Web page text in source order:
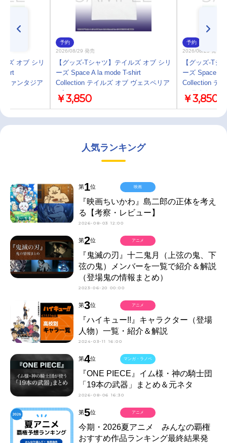
ズ オブ シリ
shirt
ファンタジア
予約
2026/08/29 発売
【グッズ-Tシャツ】テイルズ オブ シリ
ーズ Space A la mode T-shirt
Collection テイルズ オブ ヴェスペリア
／L
￥3,850
予約
2026/08/29 発売
【グッズ-Tシ
ーズ Space A
Collection テ
ア-ラタトス
￥3,850
人気ランキング
第1位
『映画ちいかわ』島二郎の正体を考え
る【考察・レビュー】
2026-08-03 12:00
映画
第2位
『鬼滅の刃』十二鬼月（上弦の鬼、下
弦の鬼）メンバーを一覧で紹介＆解説
（登場鬼の情報まとめ）
2023-06-20 00:00
アニメ
第3位
『ハイキュー!!』キャラクター（登場
人物）一覧・紹介＆解説
2024-03-11 16:00
アニメ
第4位
『ONE PIECE』イム様・神の騎士団
「19本の武器」まとめ＆元ネタ
2026-08-06 16:30
マンガ・ラノベ
第5位
今期・2026夏アニメ みんなの覇権
おすすめ作品ランキング最終結果発
アニメ